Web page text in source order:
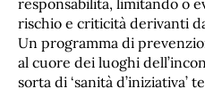
rischio e criticità derivanti
Un programma di
al cuore dei luoghi
sorta di ‘sanità d’iniziativa’